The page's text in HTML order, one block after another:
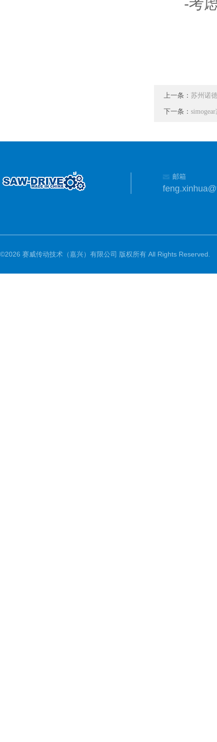
-考虑
上一条： 苏州诺
下一条：
邮箱
©2026 赛威传动技术（嘉兴）有限公司 版权所有 All Rights Reserved.